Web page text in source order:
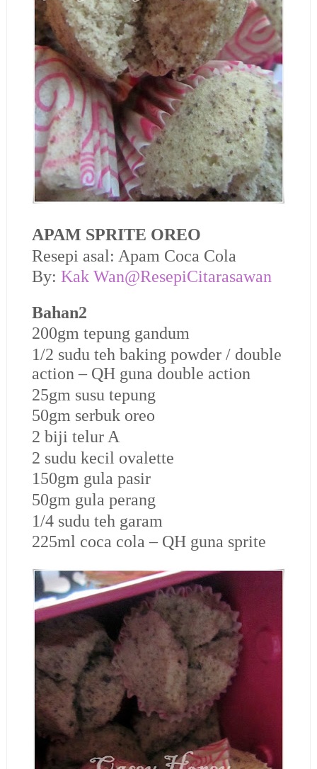
APAM SPRITE OREO
Resepi asal: Apam Coca Cola
By: Kak Wan@ResepiCitarasawan
Bahan2
200gm tepung gandum
1/2 sudu teh baking powder / double
action – QH guna double action
25gm susu tepung
50gm serbuk oreo
2 biji telur A
2 sudu kecil ovalette
150gm gula pasir
50gm gula perang
1/4 sudu teh garam
225ml coca cola – QH guna sprite